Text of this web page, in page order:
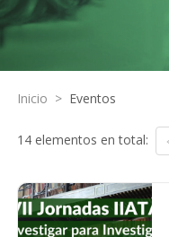
Inicio > Eventos
14 elementos en total: